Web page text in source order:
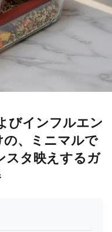
びインフルエン
の、ミニマルで
スタ映えするガ